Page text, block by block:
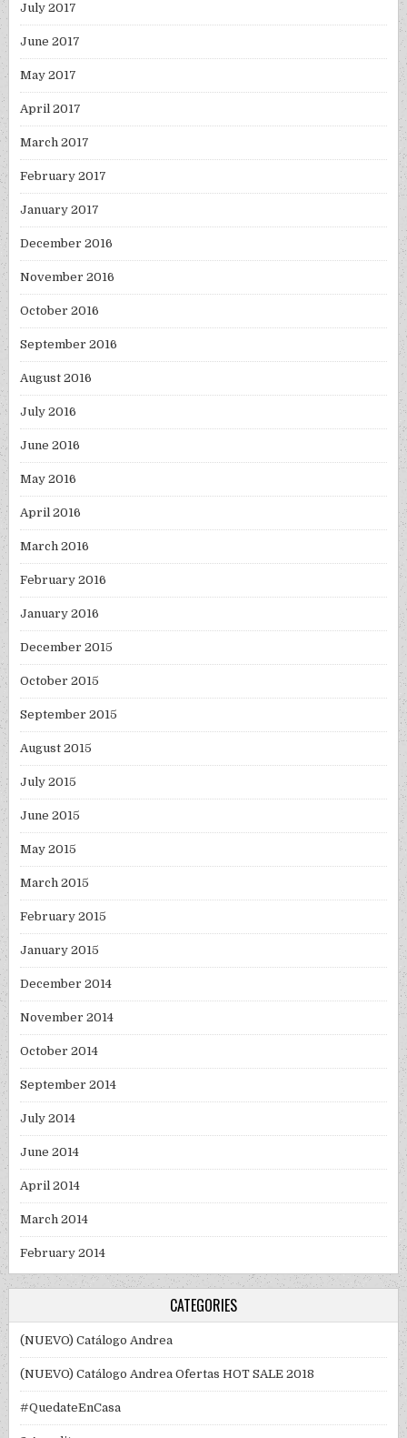
July 2017
June 2017
May 2017
April 2017
March 2017
February 2017
January 2017
December 2016
November 2016
October 2016
September 2016
August 2016
July 2016
June 2016
May 2016
April 2016
March 2016
February 2016
January 2016
December 2015
October 2015
September 2015
August 2015
July 2015
June 2015
May 2015
March 2015
February 2015
January 2015
December 2014
November 2014
October 2014
September 2014
July 2014
June 2014
April 2014
March 2014
February 2014
CATEGORIES
(NUEVO) Catálogo Andrea
(NUEVO) Catálogo Andrea Ofertas HOT SALE 2018
#QuedateEnCasa